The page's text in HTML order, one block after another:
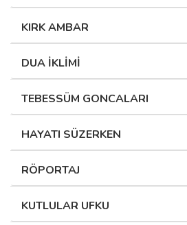
KIRK AMBAR
DUA İKLİMİ
TEBESSÜM GONCALARI
HAYATI SÜZERKEN
RÖPORTAJ
KUTLULAR UFKU